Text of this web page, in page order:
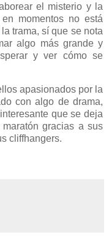
el misterio y la
momentos no está
trama, sí que se nota
algo más grande y
y ver cómo se
apasionados por la
con algo de drama,
que se deja
gracias a sus
cliffhangers.